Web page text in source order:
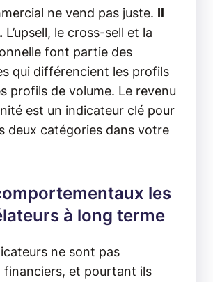
ne vend pas juste. Il
L’upsell, le cross-sell et la
font partie des
qui différencient les profils
profils de volume. Le revenu
est un indicateur clé pour
deux catégories dans votre
les
à long terme
ne sont pas
financiers, et pourtant ils